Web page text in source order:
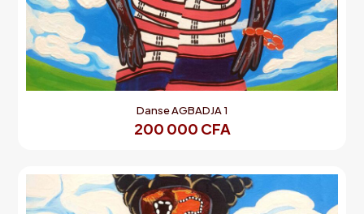
Danse AGBADJA 1
200 000 CFA